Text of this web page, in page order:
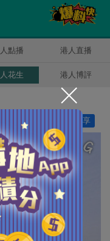
點播 港人直播
花生 港人博評
分享
讚好